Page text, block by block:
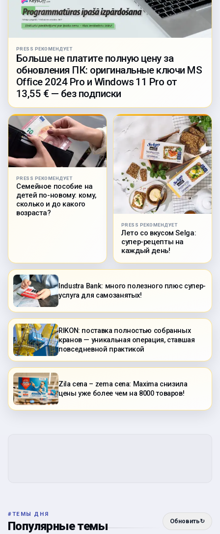
PRESS РЕКОМЕНДУЕТ
Больше не платите полную цену за
обновления ПК: оригинальные ключи MS
Office 2024 Pro и Windows 11 Pro от
13,55 € — без подписки
PRESS РЕКОМЕНДУЕТ
Семейное пособие на
детей по-новому: кому,
сколько и до какого
возраста?
PRESS РЕКОМЕНДУЕТ
Лето со вкусом Selga:
супер-рецепты на
каждый день!
Industra Bank: много полезного плюс супер-
услуга для самозанятых!
RIKON: поставка полностью собранных
кранов — уникальная операция, ставшая
повседневной практикой
Zila cena – zema cena: Maxima снизила
цены уже более чем на 8000 товаров!
#ТЕМЫ ДНЯ
Популярные темы Обновить↻